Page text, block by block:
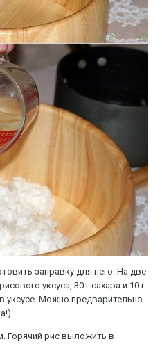
заправку для него. На две
уксуса, 30 г сахара и 10 г
уксусе. Можно предварительно
Горячий рис выложить в